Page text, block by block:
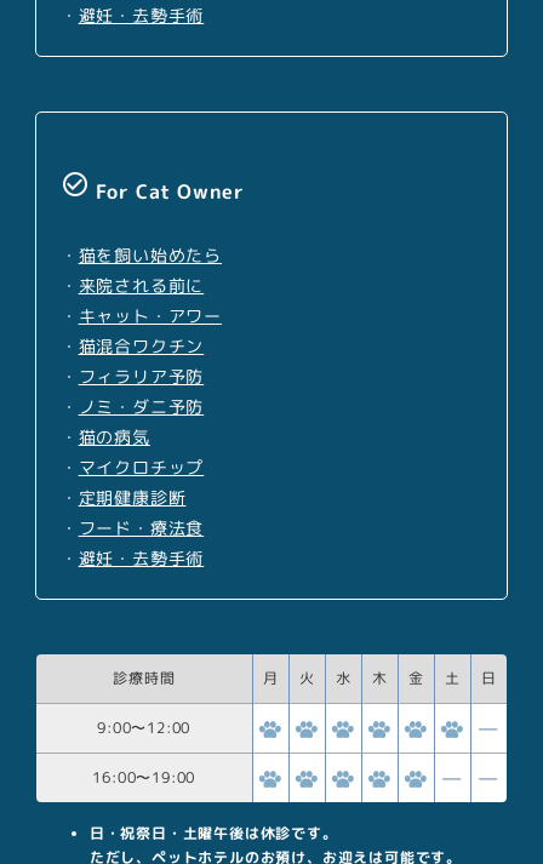
・ 避妊・去勢手術
check_circle_outline For Cat Owner
・ 猫を飼い始めたら
・ 来院される前に
・ キャット・アワー
・ 猫混合ワクチン
・ フィラリア予防
・ ノミ・ダニ予防
・ 猫の病気
・ マイクロチップ
・ 定期健康診断
・ フード・療法食
・ 避妊・去勢手術
診療時間 月 火 水 木 金 土 日
9:00〜12:00
16:00〜19:00
日・祝祭日・土曜午後は休診です。
ただし、ペットホテルのお預け、お迎えは可能です。